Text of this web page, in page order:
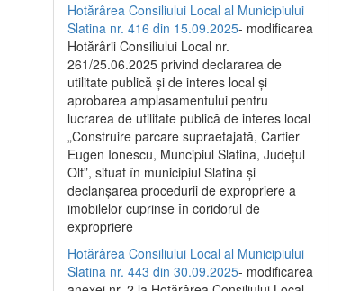
Hotărârea Consiliului Local al Municipiului
Slatina nr. 416 din 15.09.2025- modificarea
Hotărârii Consiliului Local nr.
261/25.06.2025 privind declararea de
utilitate publică și de interes local și
aprobarea amplasamentului pentru
lucrarea de utilitate publică de interes local
„Construire parcare supraetajată, Cartier
Eugen Ionescu, Muncipiul Slatina, Județul
Olt”, situat în municipiul Slatina și
declanșarea procedurii de expropriere a
imobilelor cuprinse în coridorul de
expropriere
Hotărârea Consiliului Local al Municipiului
Slatina nr. 443 din 30.09.2025- modificarea